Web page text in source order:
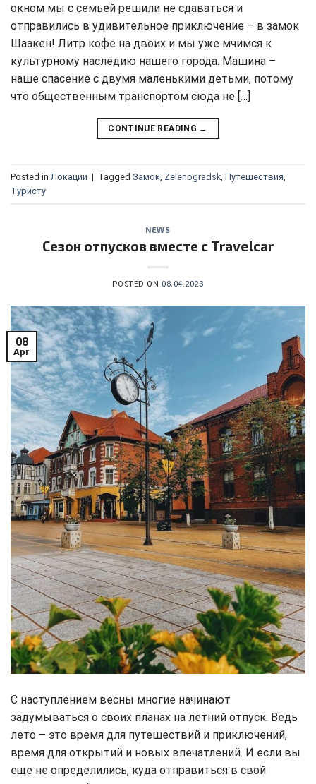
окном мы с семьей решили не сдаваться и
отправились в удивительное приключение – в замок
Шаакен! Литр кофе на двоих и мы уже мчимся к
культурному наследию нашего города. Машина –
наше спасение с двумя маленькими детьми, потому
что общественным транспортом сюда не […]
CONTINUE READING →
Posted in Локации | Tagged Замок Zelenogradsk Путешествия
Туристу
NEWS
Сезон отпусков вместе с Travelcar
POSTED ON 08.04.2023
08
Apr
С наступлением весны многие начинают
задумываться о своих планах на летний отпуск. Ведь
лето – это время для путешествий и приключений,
время для открытий и новых впечатлений. И если вы
еще не определились, куда отправиться в свой